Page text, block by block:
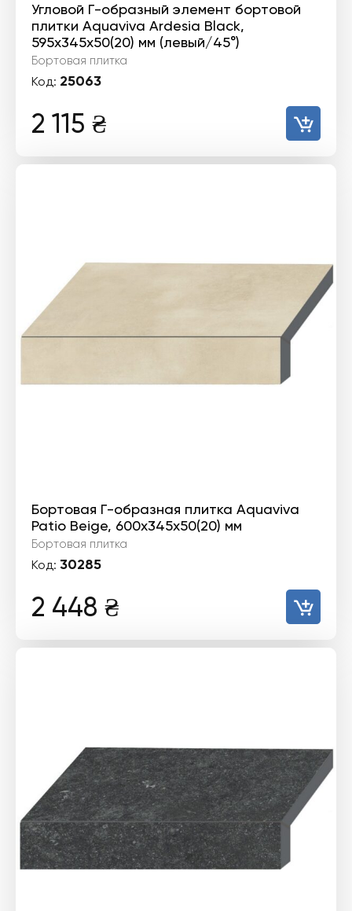
Угловой Г-образный элемент бортовой
плитки Aquaviva Ardesia Black,
595x345x50(20) мм (левый/45°)
Бортовая плитка
Код: 25063
2 115 ₴
Бортовая Г-образная плитка Aquaviva
Patio Beige, 600x345x50(20) мм
Бортовая плитка
Код: 30285
2 448 ₴